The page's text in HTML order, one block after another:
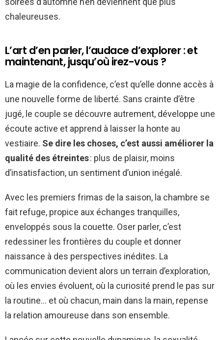
chaleureuses.
L’art d’en parler, l’audace d’explorer : et
maintenant, jusqu’où irez-vous ?
La magie de la confidence, c’est qu’elle donne accès à
une nouvelle forme de liberté. Sans crainte d’être
jugé, le couple se découvre autrement, développe une
écoute active et apprend à laisser la honte au
vestiaire. Se dire les choses, c’est aussi améliorer la
qualité des étreintes: plus de plaisir, moins
d’insatisfaction, un sentiment d’union inégalé.
Avec les premiers frimas de la saison, la chambre se
fait refuge, propice aux échanges tranquilles,
enveloppés sous la couette. Oser parler, c’est
redessiner les frontières du couple et donner
naissance à des perspectives inédites. La
communication devient alors un terrain d’exploration,
où les envies évoluent, où la curiosité prend le pas sur
la routine… et où chacun, main dans la main, repense
la relation amoureuse dans son ensemble.